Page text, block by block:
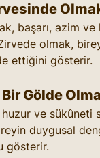
başarı, azim ve
olmak,
ettiğini gösterir.
Gölde
ve sükûneti
duygusal
gösterir.